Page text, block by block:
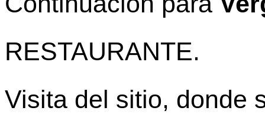
RESTAURANTE.
Visita del sitio, donde